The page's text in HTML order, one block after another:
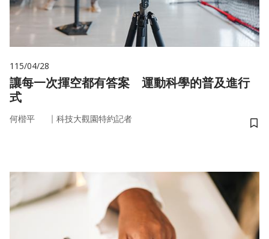
115/04/28
讓每一次揮空都有答案 運動科學的普及進行
式
何楷平 ｜ 科技大觀園特約記者
儲